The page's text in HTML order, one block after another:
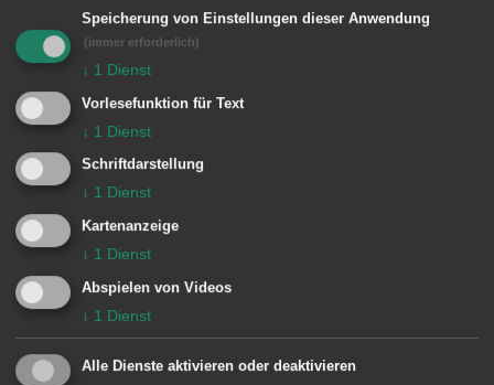
und der Wohngemeinschaft
Triumphstadt/Zochental werden
Themen wie die verkehrliche Situation
sowie die generelle städtebauliche
Entwicklung des Quartiers
angesprochen.
© Stadt Aalen, 05.02.2019
Speicherung von Einstellungen dieser Anwendung
(immer erforderlich)
↓ 1 Dienst
Vorlesefunktion für Text
↓ 1 Dienst
Schriftdarstellung
↓ 1 Dienst
Kartenanzeige
↓ 1 Dienst
Abspielen von Videos
↓ 1 Dienst
Alle Dienste aktivieren oder deaktivieren